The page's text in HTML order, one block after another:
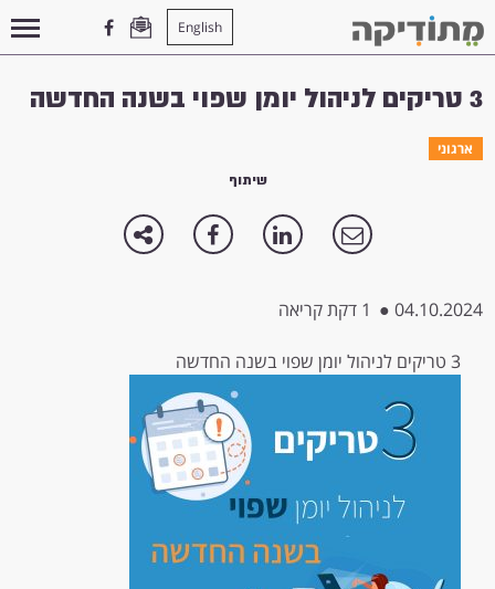
English
ארגוני>3 טריקים לניהול יומן שפוי בשנה החדשה
3 טריקים לניהול יומן שפוי בשנה החדשה
ארגוני
שיתוף
04.10.2024
● 1 דקת קריאה
3 טריקים לניהול יומן שפוי בשנה החדשה